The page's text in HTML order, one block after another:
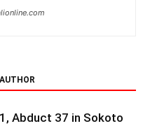
Abduct 37 in Sokoto